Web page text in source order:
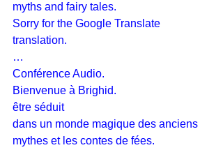
myths and fairy tales.
Sorry for the Google Translate
translation.
…
Conférence Audio.
Bienvenue à Brighid.
être séduit
dans un monde magique des anciens
mythes et les contes de fées.